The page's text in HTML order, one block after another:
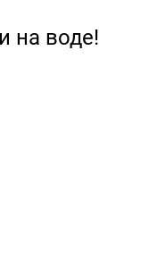
на воде!